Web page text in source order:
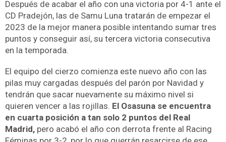
Después de acabar el año con una victoria por 4-1 ante el
CD Pradejón, las de Samu Luna tratarán de empezar el
2023 de la mejor manera posible intentando sumar tres
puntos y conseguir así, su tercera victoria consecutiva
en la temporada.
El equipo del cierzo comienza este nuevo año con las
pilas muy cargadas después del parón por Navidad y
tendrán que sacar nuevamente su máximo nivel si
quieren vencer a las rojillas. El Osasuna se encuentra
en cuarta posición a tan solo 2 puntos del Real
Madrid, pero acabó el año con derrota frente al Racing